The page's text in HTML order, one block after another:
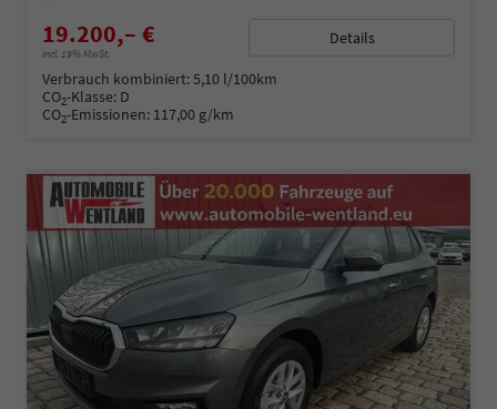
19.200,– €
incl. 19% MwSt.
Details
Verbrauch kombiniert:5,10 l/100km
CO2-Klasse: D
CO2-Emissionen: 117,00 g/km